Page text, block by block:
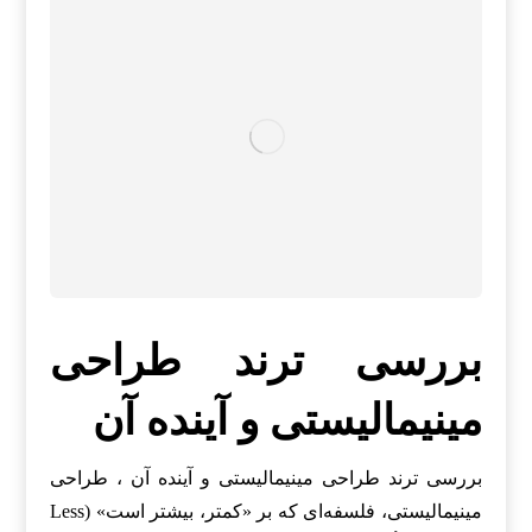
بررسی ترند طراحی
مینیمالیستی و آینده آن
بررسی ترند طراحی مینیمالیستی و آینده آن ، طراحی
مینیمالیستی، فلسفه‌ای که بر «کمتر، بیشتر است» (Less